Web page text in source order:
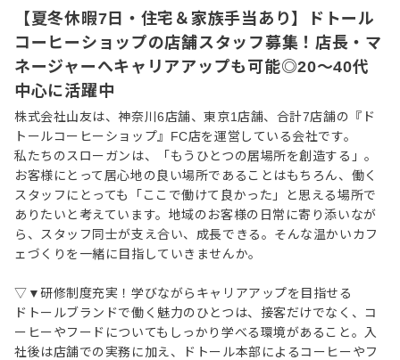
【夏冬休暇7日・住宅＆家族手当あり】ドトール
コーヒーショップの店舗スタッフ募集！店長・マ
ネージャーへキャリアアップも可能◎20～40代
中心に活躍中
株式会社山友は、神奈川6店舗、東京1店舗、合計7店舗の『ド
トールコーヒーショップ』FC店を運営している会社です。
私たちのスローガンは、「もうひとつの居場所を創造する」。
お客様にとって居心地の良い場所であることはもちろん、働く
スタッフにとっても「ここで働けて良かった」と思える場所で
ありたいと考えています。地域のお客様の日常に寄り添いなが
ら、スタッフ同士が支え合い、成長できる。そんな温かいカフ
ェづくりを一緒に目指していきませんか。
▽▼研修制度充実！学びながらキャリアアップを目指せる
ドトールブランドで働く魅力のひとつは、接客だけでなく、コ
ーヒーやフードについてもしっかり学べる環境があること。入
社後は店舗での実務に加え、ドトール本部によるコーヒーやフ